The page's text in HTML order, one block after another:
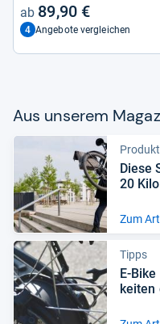
89,90 €
4 Angebote vergleichen
Aus unse­rem
Diese
20
Zum
Tipps
E-​
kei­ten